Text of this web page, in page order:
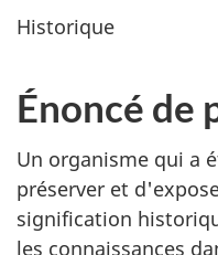
Historique
Énoncé de
Un organisme qui a
préserver et
signification
les connaissances